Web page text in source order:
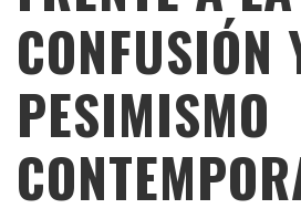
CONFUSIÓN
PESIMISMO